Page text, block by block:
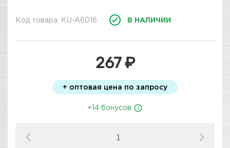
Код товара: KU-A6016 В НАЛИЧИИ
267 ₽
+ оптовая цена по запросу
+14 бонусов